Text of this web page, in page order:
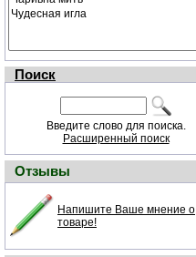
Поиск
Введите слово для поиска.
Расширенный поиск
Отзывы
Напишите Ваше мнение о
товаре!